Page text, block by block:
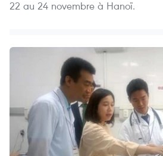
22 au 24 novembre à Hanoï.